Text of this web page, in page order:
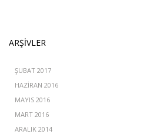
ARŞIVLER
ŞUBAT 2017
HAZIRAN 2016
MAYIS 2016
MART 2016
ARALIK 2014